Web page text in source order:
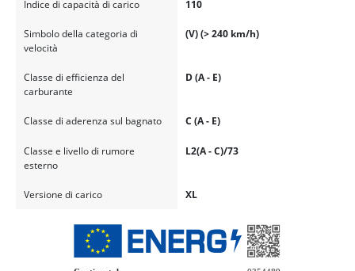
Indice di capacità di carico 110
Simbolo della categoria di
velocità
(V) (> 240 km/h)
Classe di efficienza del
carburante
D (A - E)
Classe di aderenza sul bagnato C (A - E)
Classe e livello di rumore
esterno
L2(A - C)/73
Versione di carico XL